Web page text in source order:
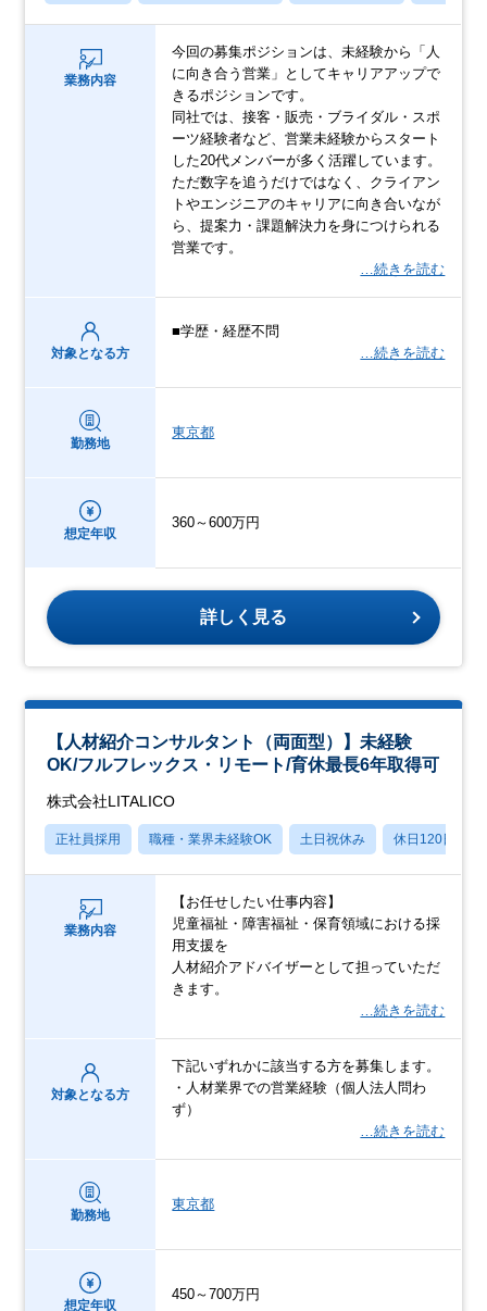
業務内容
今回の募集ポジションは、未経験から「人
に向き合う営業」としてキャリアアップで
きるポジションです。
同社では、接客・販売・ブライダル・スポ
ーツ経験者など、営業未経験からスタート
した20代メンバーが多く活躍しています。
ただ数字を追うだけではなく、クライアン
トやエンジニアのキャリアに向き合いなが
ら、提案力・課題解決力を身につけられる
営業です。
…続きを読む
対象となる方
■学歴・経歴不問
…続きを読む
勤務地
東京都
想定年収
360～600万円
詳しく見る
【人材紹介コンサルタント（両面型）】未経験
OK/フルフレックス・リモート/育休最長6年取得可
株式会社LITALICO
正社員採用 職種・業界未経験OK 土日祝休み 休日120日以上
業務内容
【お任せしたい仕事内容】
児童福祉・障害福祉・保育領域における採
用支援を
人材紹介アドバイザーとして担っていただ
きます。
…続きを読む
対象となる方
下記いずれかに該当する方を募集します。
・人材業界での営業経験（個人法人問わ
ず）
…続きを読む
勤務地
東京都
想定年収
450～700万円